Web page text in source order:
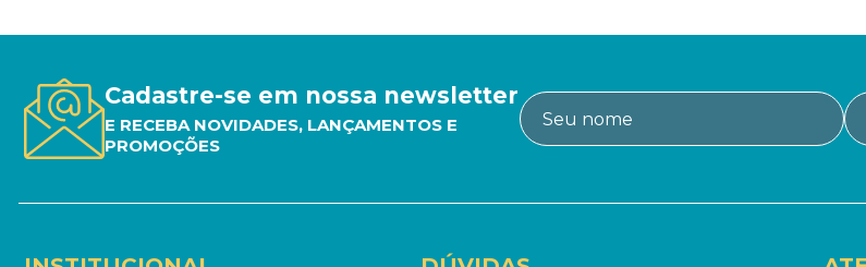
Cadastre-se em nossa newsletter
E RECEBA NOVIDADES, LANÇAMENTOS E
PROMOÇÕES